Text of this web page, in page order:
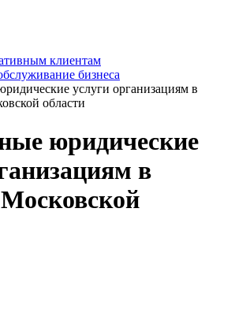
клиентам
бизнеса
услуги организациям в
области
юридические
в